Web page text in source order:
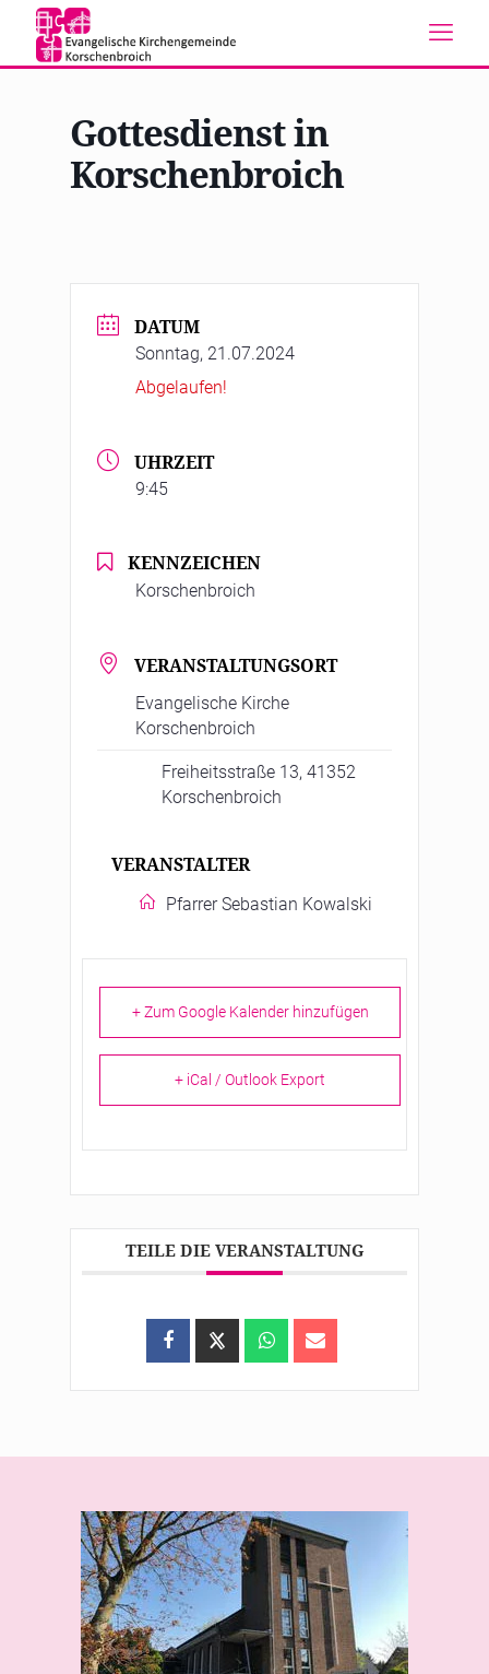
Gottesdienst in
Korschenbroich
DATUM
Sonntag, 21.07.2024
Abgelaufen!
UHRZEIT
9:45
KENNZEICHEN
Korschenbroich
VERANSTALTUNGSORT
Evangelische Kirche
Korschenbroich
Freiheitsstraße 13, 41352
Korschenbroich
VERANSTALTER
Pfarrer Sebastian Kowalski
+ Zum Google Kalender hinzufügen
+ iCal / Outlook Export
TEILE DIE VERANSTALTUNG